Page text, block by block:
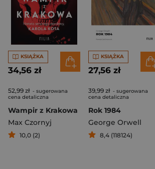
KSIĄŻKA
34,56 zł
52,99 zł - sugerowana
cena detaliczna
Wampir z Krakowa
Max Czornyj
10,0 (2)
KSIĄŻKA
27,56 zł
39,99 zł - sugerowana
cena detaliczna
Rok 1984
George Orwell
8,4 (118124)